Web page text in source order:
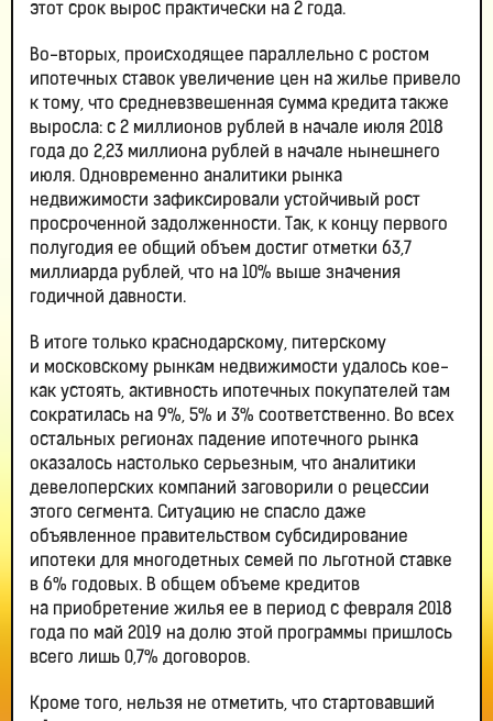
этот срок вырос практически на 2 года.
Во-вторых, происходящее параллельно с ростом
ипотечных ставок увеличение цен на жилье привело
к тому, что средневзвешенная сумма кредита также
выросла: с 2 миллионов рублей в начале июля 2018
года до 2,23 миллиона рублей в начале нынешнего
июля. Одновременно аналитики рынка
недвижимости зафиксировали устойчивый рост
просроченной задолженности. Так, к концу первого
полугодия ее общий объем достиг отметки 63,7
миллиарда рублей, что на 10% выше значения
годичной давности.
В итоге только краснодарскому, питерскому
и московскому рынкам недвижимости удалось кое-
как устоять, активность ипотечных покупателей там
сократилась на 9%, 5% и 3% соответственно. Во всех
остальных регионах падение ипотечного рынка
оказалось настолько серьезным, что аналитики
девелоперских компаний заговорили о рецессии
этого сегмента. Ситуацию не спасло даже
объявленное правительством субсидирование
ипотеки для многодетных семей по льготной ставке
в 6% годовых. В общем объеме кредитов
на приобретение жилья ее в период с февраля 2018
года по май 2019 на долю этой программы пришлось
всего лишь 0,7% договоров.
Кроме того, нельзя не отметить, что стартовавший